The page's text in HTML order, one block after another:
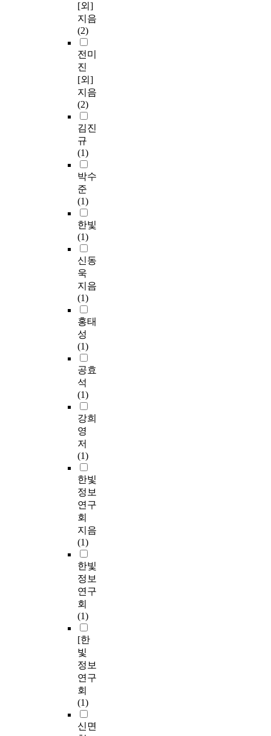
[외]
지음
(2)
전미
진
[외]
지음
(2)
김진
규
(1)
박수
준
(1)
한빛
(1)
신동
욱
지음
(1)
홍태
성
(1)
공효
석
(1)
강희
영
저
(1)
한빛
정보
연구
회
지음
(1)
한빛
정보
연구
회
(1)
[한
빛
정보
연구
회
(1)
신면